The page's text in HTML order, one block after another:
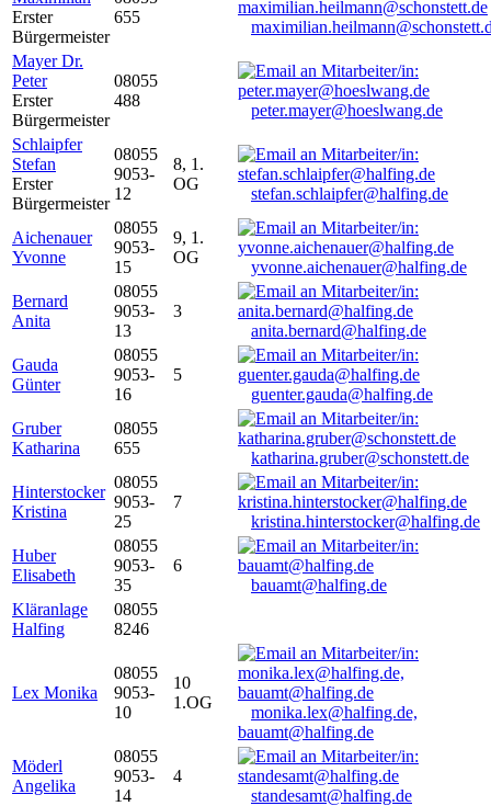
Erster
Bürgermeister
655
Mayer Dr.
Peter
Erster
Bürgermeister
08055
488
peter.mayer@hoeslwang.de
Schlaipfer
Stefan
Erster
Bürgermeister
08055
9053-
12
8, 1.
OG
stefan.schlaipfer@halfing.de
Aichenauer
Yvonne
08055
9053-
15
9, 1.
OG
yvonne.aichenauer@halfing.de
Bernard
Anita
08055
9053-
13
3
anita.bernard@halfing.de
Gauda
Günter
08055
9053-
16
5
guenter.gauda@halfing.de
Gruber
Katharina
08055
655
katharina.gruber@schonstett.de
Hinterstocker
Kristina
08055
9053-
25
7
kristina.hinterstocker@halfing.de
Huber
Elisabeth
08055
9053-
35
6
bauamt@halfing.de
Kläranlage
Halfing
08055
8246
Lex Monika
08055
9053-
10
10
1.OG
monika.lex@halfing.de,
bauamt@halfing.de
Möderl
Angelika
08055
9053-
14
4
standesamt@halfing.de